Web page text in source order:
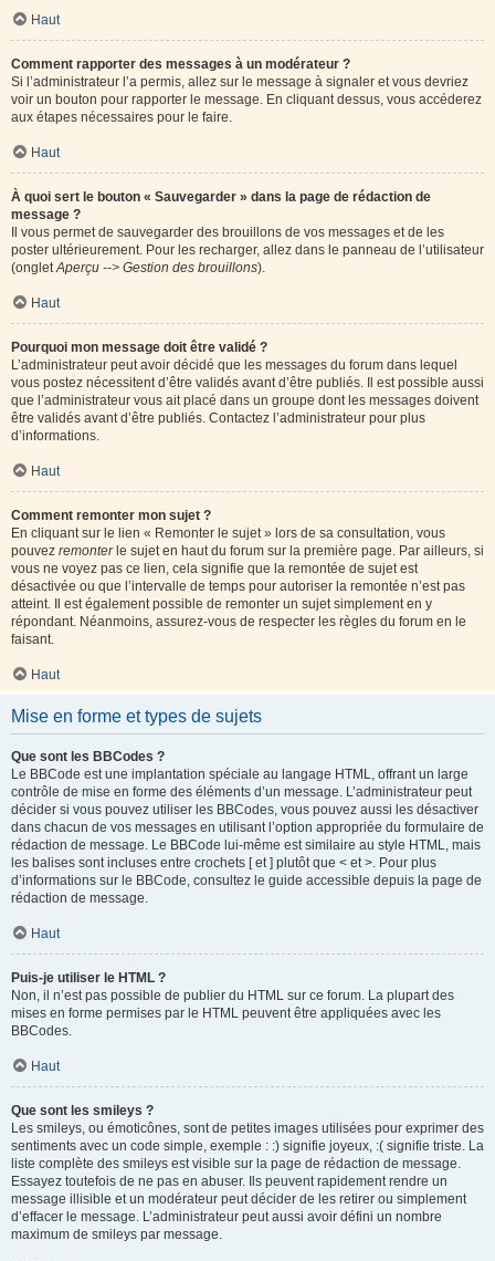
Haut
Comment rapporter des messages à un modérateur ?
Si l’administrateur l’a permis, allez sur le message à signaler et vous devriez
voir un bouton pour rapporter le message. En cliquant dessus, vous accéderez
aux étapes nécessaires pour le faire.
Haut
À quoi sert le bouton « Sauvegarder » dans la page de rédaction de
message ?
Il vous permet de sauvegarder des brouillons de vos messages et de les
poster ultérieurement. Pour les recharger, allez dans le panneau de l’utilisateur
(ongletAperçu --> Gestion des brouillons).
Haut
Pourquoi mon message doit être validé ?
L’administrateur peut avoir décidé que les messages du forum dans lequel
vous postez nécessitent d’être validés avant d’être publiés. Il est possible aussi
que l’administrateur vous ait placé dans un groupe dont les messages doivent
être validés avant d’être publiés. Contactez l’administrateur pour plus
d’informations.
Haut
Comment remonter mon sujet ?
En cliquant sur le lien « Remonter le sujet » lors de sa consultation, vous
pouvez remonterle sujet en haut du forum sur la première page. Par ailleurs, si
vous ne voyez pas ce lien, cela signifie que la remontée de sujet est
désactivée ou que l’intervalle de temps pour autoriser la remontée n’est pas
atteint. Il est également possible de remonter un sujet simplement en y
répondant. Néanmoins, assurez-vous de respecter les règles du forum en le
faisant.
Haut
Mise en forme et types de sujets
Que sont les BBCodes ?
Le BBCode est une implantation spéciale au langage HTML, offrant un large
contrôle de mise en forme des éléments d’un message. L’administrateur peut
décider si vous pouvez utiliser les BBCodes, vous pouvez aussi les désactiver
dans chacun de vos messages en utilisant l’option appropriée du formulaire de
rédaction de message. Le BBCode lui-même est similaire au style HTML, mais
les balises sont incluses entre crochets [ et ] plutôt que < et >. Pour plus
d’informations sur le BBCode, consultez le guide accessible depuis la page de
rédaction de message.
Haut
Puis-je utiliser le HTML ?
Non, il n’est pas possible de publier du HTML sur ce forum. La plupart des
mises en forme permises par le HTML peuvent être appliquées avec les
BBCodes.
Haut
Que sont les smileys ?
Les smileys, ou émoticônes, sont de petites images utilisées pour exprimer des
sentiments avec un code simple, exemple : :) signifie joyeux, :( signifie triste. La
liste complète des smileys est visible sur la page de rédaction de message.
Essayez toutefois de ne pas en abuser. Ils peuvent rapidement rendre un
message illisible et un modérateur peut décider de les retirer ou simplement
d’effacer le message. L’administrateur peut aussi avoir défini un nombre
maximum de smileys par message.